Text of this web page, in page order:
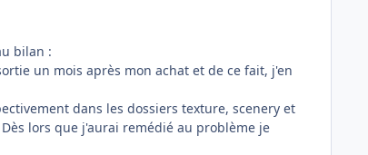
bilan :
un mois après mon achat et de ce fait, j'en
dans les dossiers texture, scenery et
lors que j'aurai remédié au problème je